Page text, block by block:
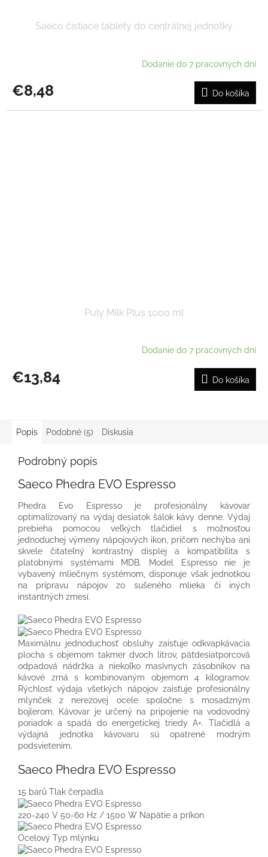
Saeco čistiace tablety do centrálnej jednotky
Dodanie do 7 pracovných dní
€8,48 Do košíka
Puly Milk Plus 1000 ml
Dodanie do 7 pracovných dní
€13,84 Do košíka
Popis Podobné (5) Diskusia
Podrobný popis
Saeco Phedra EVO Espresso
Phedra Evo Espresso je profesionálny kávovar
optimalizovaný na výdaj desiatok šálok kávy denne. Výdaj
prebieha pomocou veľkých tlačidiel s možnosťou
jednoduchej výmeny nápojových ikon, pričom nechýba ani
skvele čitateľný kontrastný displej a kompatibilita s
platobnými systémami MDB. Model Espresso nie je
vybavený mliečnym systémom, disponuje však jednotkou
na prípravu nápojov zo sušeného mlieka či iných
instantných zmesí.
Maximálnu jednoduchosť obsluhy zaisťuje odkvapkávacia
plocha s objemom takmer dvoch litrov, päťdesiatporcová
odpadová nádržka a niekoľko masívnych zásobníkov na
kávové zrná s kombinovaným objemom 4 kilogramov.
Rýchlosť výdaja všetkých nápojov zaisťuje profesionálny
mlynček z nerezovej ocele spoločne s mosadzným
bojlerom. Kávovar je určený na pripojenie na vodovodný
poriadok a spadá do energetickej triedy A+. Tlačidlá a
výdajná jednotka kávovaru sú opatrené modrým
podsvietením.
​Saeco Phedra EVO Espresso
15 barů Tlak čerpadla
220-240 V 50-60 Hz / 1500 W Napätie a príkon
Ocelový Typ mlýnku